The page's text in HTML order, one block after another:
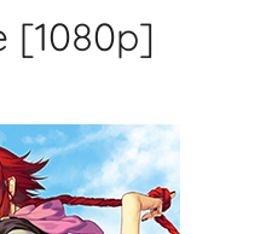
[1080p]